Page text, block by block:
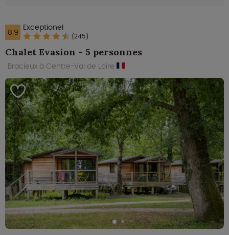
8.9 Exceptionel
(245)
Chalet Evasion - 5 personnes
Bracieux à Centre-Val de Loire